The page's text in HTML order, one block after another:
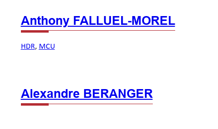
Anthony FALLUEL-MOREL
HDR, MCU
Alexandre BERANGER